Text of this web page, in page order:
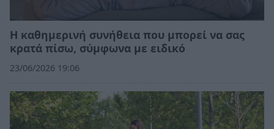
Η καθημερινή συνήθεια που μπορεί να σας
κρατά πίσω, σύμφωνα με ειδικό
23/06/2026 19:06